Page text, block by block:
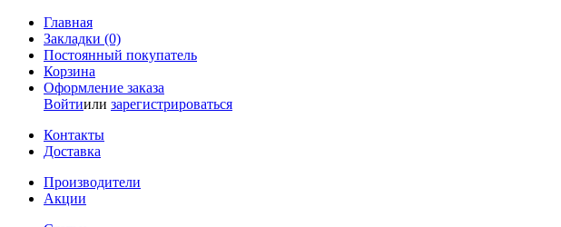
Главная
Закладки (0)
Постоянный покупатель
Корзина
Оформление заказа
Войтиили зарегистрироваться
Контакты
Доставка
Производители
Акции